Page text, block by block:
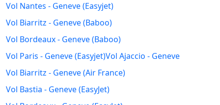
Vol Nantes - Geneve (Easyjet)
Vol Biarritz - Geneve (Baboo)
Vol Bordeaux - Geneve (Baboo)
Vol Paris - Geneve (Easyjet)Vol Ajaccio - Geneve
Vol Biarritz - Geneve (Air France)
Vol Bastia - Geneve (EasyJet)